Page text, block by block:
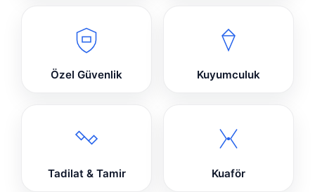
Özel Güvenlik Kuyumculuk
Tadilat & Tamir Kuaför